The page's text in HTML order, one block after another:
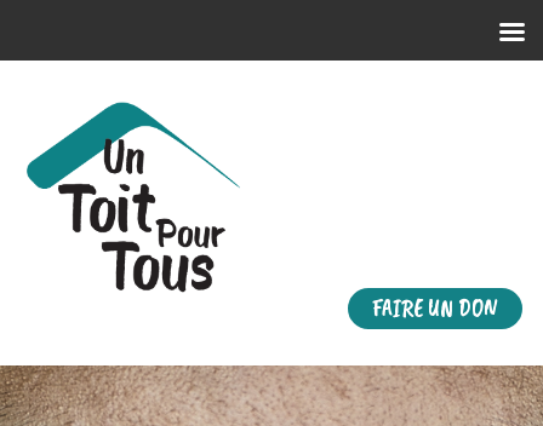
FAIRE UN DON